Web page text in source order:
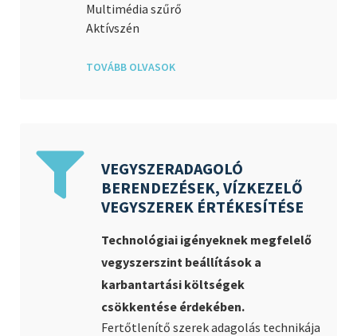
Multimédia szűrő
Aktívszén
TOVÁBB OLVASOK
VEGYSZERADAGOLÓ
BERENDEZÉSEK, VÍZKEZELŐ
VEGYSZEREK ÉRTÉKESÍTÉSE
Technológiai igényeknek megfelelő
vegyszerszint beállítások a
karbantartási költségek
csökkentése érdekében.
Fertőtlenítő szerek adagolás technikája